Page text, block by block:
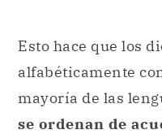
Esto hace que los
alfabéticamente
mayoría de las
se ordenan de